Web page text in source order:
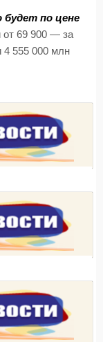
будет по цене
от 69 900 — за
555 000 млн